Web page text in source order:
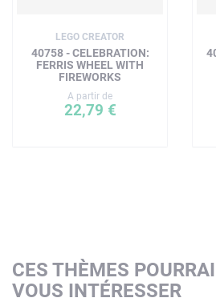
LEGO CREATOR
40758 - CELEBRATION:
FERRIS WHEEL WITH
FIREWORKS
A partir de
22,79 €
CES THÈMES
VOUS INTÉRESSER